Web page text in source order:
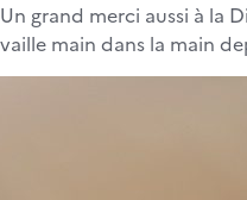
Un grand merci aussi à la
main dans la main